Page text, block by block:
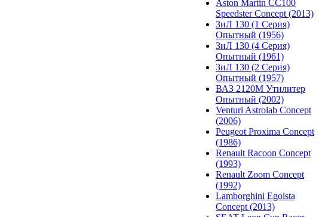
Aston Martin CC100
Speedster Concept (2013)
ЗиЛ 130 (1 Серия)
Опытный (1956)
ЗиЛ 130 (4 Серия)
Опытный (1961)
ЗиЛ 130 (2 Серия)
Опытный (1957)
ВАЗ 2120М Утилитер
Опытный (2002)
Venturi Astrolab Concept
(2006)
Peugeot Proxima Concept
(1986)
Renault Racoon Concept
(1993)
Renault Zoom Concept
(1992)
Lamborghini Egoista
Concept (2013)